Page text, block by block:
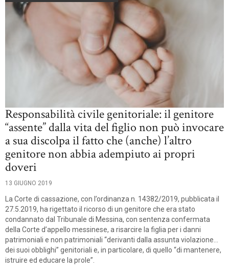
Responsabilità civile genitoriale: il genitore
“assente” dalla vita del figlio non può invocare
a sua discolpa il fatto che (anche) l’altro
genitore non abbia adempiuto ai propri
doveri
13 GIUGNO 2019
La Corte di cassazione, con l’ordinanza n. 14382/2019, pubblicata il
27.5.2019, ha rigettato il ricorso di un genitore che era stato
condannato dal Tribunale di Messina, con sentenza confermata
della Corte d’appello messinese, a risarcire la figlia per i danni
patrimoniali e non patrimoniali “derivanti dalla assunta violazione…
dei suoi obblighi” genitoriali e, in particolare, di quello “di mantenere,
istruire ed educare la prole”.